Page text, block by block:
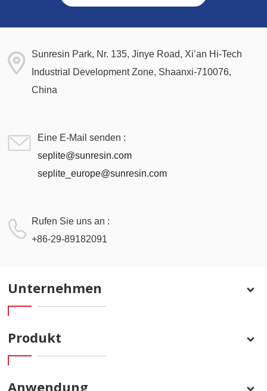
Sunresin Park, Nr. 135, Jinye Road, Xi’an Hi-Tech
Industrial Development Zone, Shaanxi-710076,
China
Eine E-Mail senden :
seplite@sunresin.com
seplite_europe@sunresin.com
Rufen Sie uns an :
+86-29-89182091
Unternehmen
Produkt
Anwendung